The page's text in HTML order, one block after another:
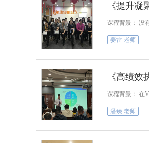
《提升凝
课程背景： 没
姜雷 老师
《高绩效
课程背景： 在
潘臻 老师